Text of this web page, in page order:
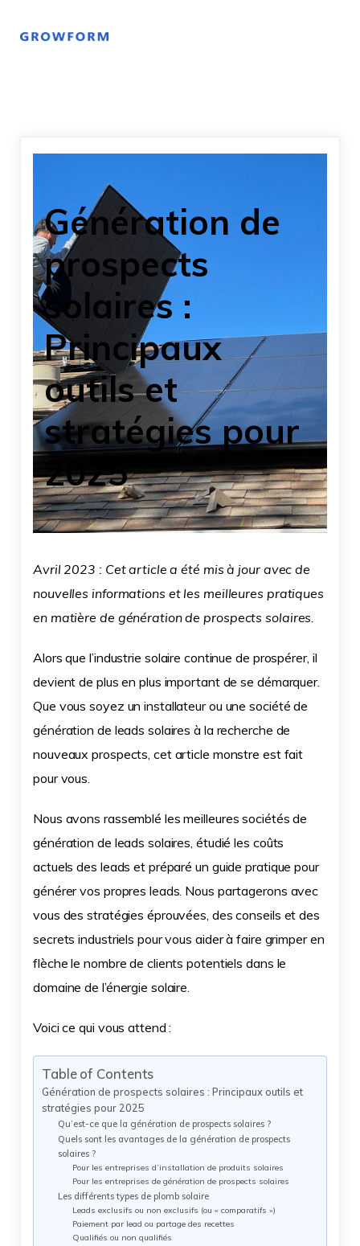
Génération de
prospects
solaires :
Principaux
outils et
stratégies pour
2025
Avril 2023 : Cet article a été mis à jour avec de
nouvelles informations et les meilleures pratiques
en matière de génération de prospects solaires.
Alors que l’industrie solaire continue de prospérer, il
devient de plus en plus important de se démarquer.
Que vous soyez un installateur ou une société de
génération de leads solaires à la recherche de
nouveaux prospects, cet article monstre est fait
pour vous.
Nous avons rassemblé les meilleures sociétés de
génération de leads solaires, étudié les coûts
actuels des leads et préparé un guide pratique pour
générer vos propres leads. Nous partagerons avec
vous des stratégies éprouvées, des conseils et des
secrets industriels pour vous aider à faire grimper en
flèche le nombre de clients potentiels dans le
domaine de l’énergie solaire.
Voici ce qui vous attend :
Table of Contents
Génération de prospects solaires : Principaux outils et
stratégies pour 2025
Qu’est-ce que la génération de prospects solaires ?
Quels sont les avantages de la génération de prospects
solaires ?
Pour les entreprises d’installation de produits solaires
Pour les entreprises de génération de prospects solaires
Les différents types de plomb solaire
Leads exclusifs ou non exclusifs (ou « comparatifs »)
Paiement par lead ou partage des recettes
Qualifiés ou non qualifiés